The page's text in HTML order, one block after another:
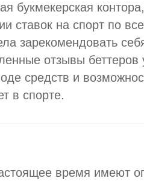
букмекерская
ставок на спорт по
зарекомендовать
отзывы беттеров
средств и
в спорте.
время имеют